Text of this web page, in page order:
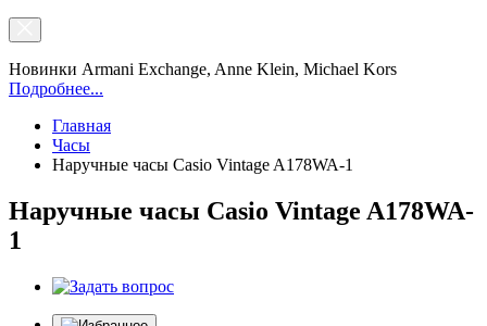
Новинки Armani Exchange, Anne Klein, Michael Kors
Подробнее...
Главная
Часы
Наручные часы Casio Vintage A178WA-1
Наручные часы Casio Vintage A178WA-
1